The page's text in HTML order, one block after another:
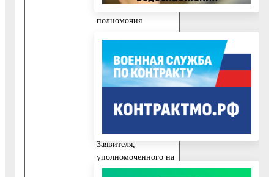
подтверждающий
полномочия
10.3. При
обращении за
Государственной
услуги
представителя
Заявителя,
уполномоченного на
подписание